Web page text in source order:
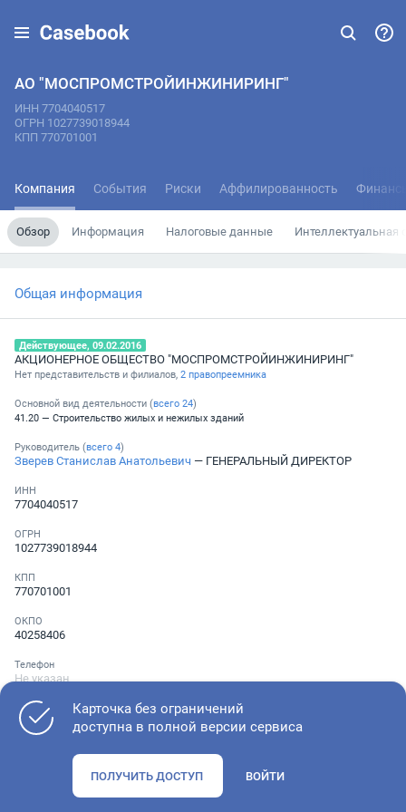
АО "МОСПРОМСТРОЙИНЖИНИРИНГ"
ИНН 7704040517
ОГРН 1027739018944
КПП 770701001
Компания События Риски Аффилированность
Обзор Информация Налоговые данные Интеллектуальная
Общая информация
Действующее, 09.02.2016
АКЦИОНЕРНОЕ ОБЩЕСТВО "МОСПРОМСТРОЙИНЖИНИРИНГ"
Нет представительств и филиалов, 2 правопреемника
Основной вид деятельности (всего 24)
41.20 — Строительство жилых и нежилых зданий
Руководитель (всего 4)
Зверев Станислав Анатольевич — ГЕНЕРАЛЬНЫЙ ДИРЕКТОР
ИНН
7704040517
ОГРН
1027739018944
КПП
770701001
ОКПО
40258406
Телефон
Не указан
Проверьте учредительные документы, адрес регистрации и
Карточка без ограничений
доступна в полной версии сервиса
ПОЛУЧИТЬ ДОСТУП ВОЙТИ